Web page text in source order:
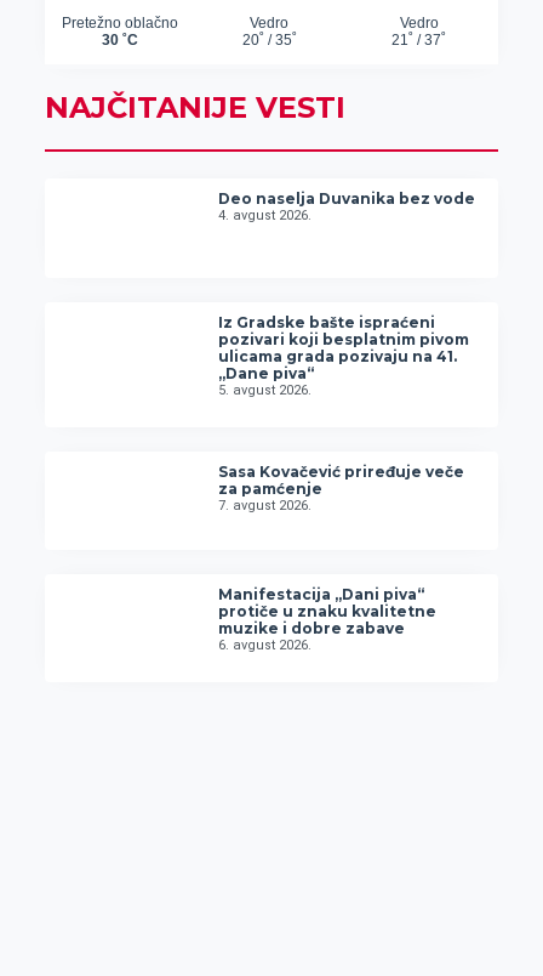
NAJČITANIJE VESTI
Deo naselja Duvanika bez vode
4. avgust 2026.
Iz Gradske bašte ispraćeni
pozivari koji besplatnim pivom
ulicama grada pozivaju na 41.
„Dane piva“
5. avgust 2026.
Sasa Kovačević priređuje veče
za pamćenje
7. avgust 2026.
Manifestacija „Dani piva“
protiče u znaku kvalitetne
muzike i dobre zabave
6. avgust 2026.